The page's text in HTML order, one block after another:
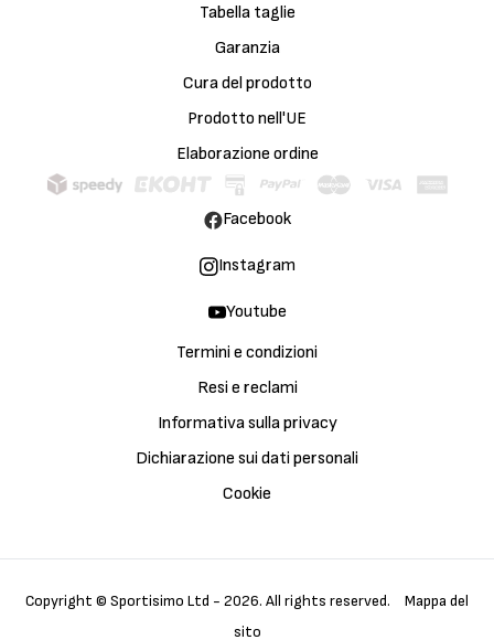
Tabella taglie
Garanzia
Cura del prodotto
Prodotto nell'UE
Elaborazione ordine
Termini e condizioni
Resi e reclami
Informativa sulla privacy
Dichiarazione sui dati personali
Cookie
Facebook
Instagram
Youtube
Copyright © Sportisimo Ltd - 2026. All rights reserved.
Mappa del
sito